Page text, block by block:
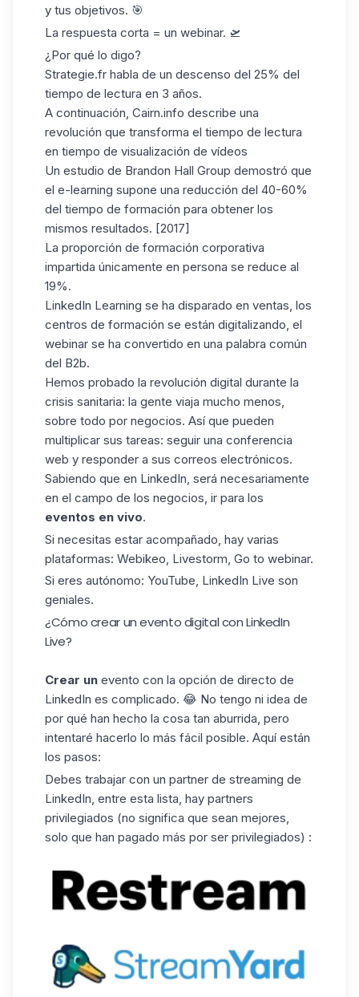
y tus objetivos. 🎯
La respuesta corta = un webinar. 🛫
¿Por qué lo digo?
Strategie.fr habla de un descenso del 25% del
tiempo de lectura en 3 años.
A continuación, Cairn.info describe una
revolución que transforma el tiempo de lectura
en tiempo de visualización de vídeos
Un estudio de Brandon Hall Group demostró que
el e-learning supone una reducción del 40-60%
del tiempo de formación para obtener los
mismos resultados. [2017]
La proporción de formación corporativa
impartida únicamente en persona se reduce al
19%.
LinkedIn Learning se ha disparado en ventas, los
centros de formación se están digitalizando, el
webinar se ha convertido en una palabra común
del B2b.
Hemos probado la revolución digital durante la
crisis sanitaria: la gente viaja mucho menos,
sobre todo por negocios. Así que pueden
multiplicar sus tareas: seguir una conferencia
web y responder a sus correos electrónicos.
Sabiendo que en LinkedIn, será necesariamente
en el campo de los negocios, ir para los
eventos en vivo.
Si necesitas estar acompañado, hay varias
plataformas: Webikeo, Livestorm, Go to webinar.
Si eres autónomo: YouTube, LinkedIn Live son
geniales.
¿Cómo crear un evento digital con LinkedIn
Live?
Crear un evento con la opción de directo de
LinkedIn es complicado. 😂 No tengo ni idea de
por qué han hecho la cosa tan aburrida, pero
intentaré hacerlo lo más fácil posible. Aquí están
los pasos:
Debes trabajar con un partner de streaming de
LinkedIn, entre esta lista, hay partners
privilegiados (no significa que sean mejores,
solo que han pagado más por ser privilegiados) :